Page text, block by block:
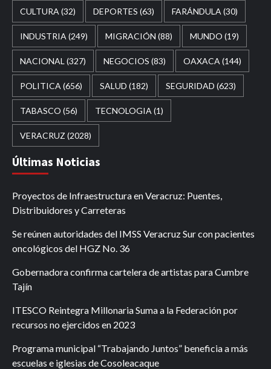
CULTURA (32) DEPORTES (63) FARÁNDULA (30)
INDUSTRIA (249) MIGRACIÓN (88) MUNDO (19)
NACIONAL (327) NEGOCIOS (83) OAXACA (144)
POLITICA (656) SALUD (182) SEGURIDAD (623)
TABASCO (56) TECNOLOGIA (1)
VERACRUZ (2028)
Últimas Noticias
Proyectos de Infraestructura en Veracruz: Puentes,
Distribuidores y Carreteras
Se reúnen autoridades del IMSS Veracruz Sur con pacientes
oncológicos del HGZ No. 36
Gobernadora confirma cartelera de artistas para Cumbre
Tajín
ITESCO Reintegra Millonaria Suma a la Federación por
recursos no ejercidos en 2023
Programa municipal “Trabajando Juntos” beneficia a más
escuelas e iglesias de Cosoleacaque